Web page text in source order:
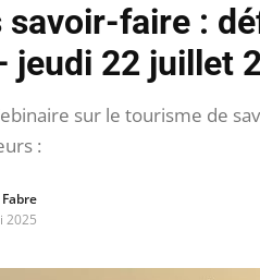
savoir-faire :
jeudi 22 juillet
sur le tourisme de
:
2025